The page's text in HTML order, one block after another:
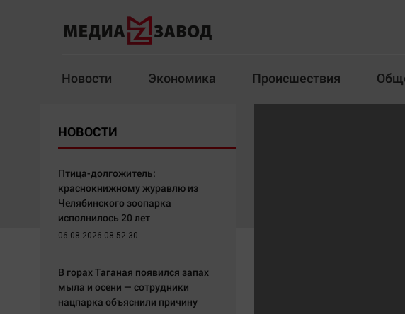
Новости Экономика Происшествия
Здоровье
Архив
Общество
Политика
Технологии
Отраслевые темы
НОВОСТИ
Птица-долгожитель:
краснокнижному журавлю из
Челябинского зоопарка
исполнилось 20 лет
06.08.2026 08:52:30
В горах Таганая появился запах
мыла и осени — сотрудники
нацпарка объяснили причину